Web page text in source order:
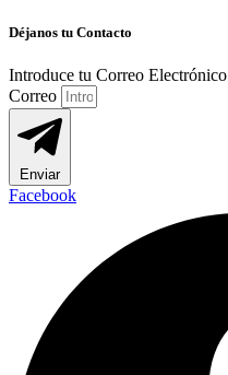
Déjanos tu Contacto
Introduce tu Correo Electrónico
Correo
Enviar
Facebook